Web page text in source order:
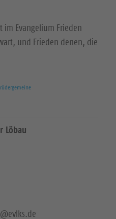
im Evangelium Frieden
und Frieden denen, die
Löbau